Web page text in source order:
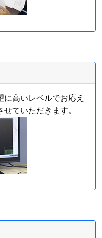
高いレベルでお応え
ていただきます。